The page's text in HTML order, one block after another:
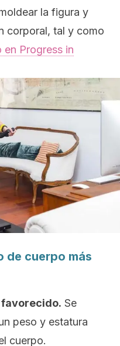
la figura y
corporal, tal y como
en Progress in
de cuerpo más
favorecido. Se
peso y estatura
cuerpo.